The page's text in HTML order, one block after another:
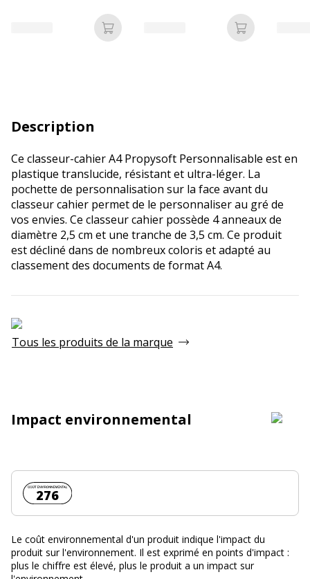
Ajouter au panier Ajouter au
Description
Ce classeur-cahier A4 Propysoft Personnalisable est en
plastique translucide, résistant et ultra-léger. La
pochette de personnalisation sur la face avant du
classeur cahier permet de le personnaliser au gré de
vos envies. Ce classeur cahier possède 4 anneaux de
diamètre 2,5 cm et une tranche de 3,5 cm. Ce produit
est décliné dans de nombreux coloris et adapté au
classement des documents de format A4.
Tous les produits de la marque
Impact environnemental
Coût environnemental :
276
Le coût environnemental d'un produit indique l'impact du
produit sur l'environnement. Il est exprimé en points d'impact :
plus le chiffre est élevé, plus le produit a un impact sur